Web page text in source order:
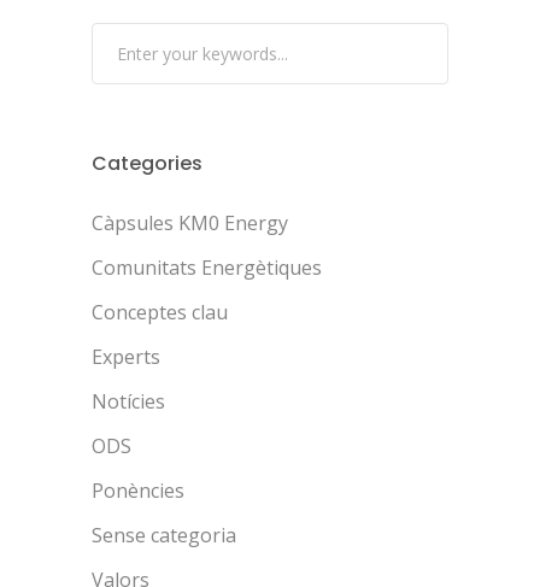
Categories
Càpsules KM0 Energy
Comunitats Energètiques
Conceptes clau
Experts
Notícies
ODS
Ponències
Sense categoria
Valors